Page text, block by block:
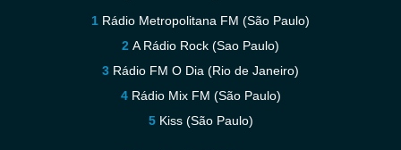
Rádio Metropolitana FM (São Paulo)
A Rádio Rock (Sao Paulo)
Rádio FM O Dia (Rio de Janeiro)
Rádio Mix FM (São Paulo)
Kiss (São Paulo)